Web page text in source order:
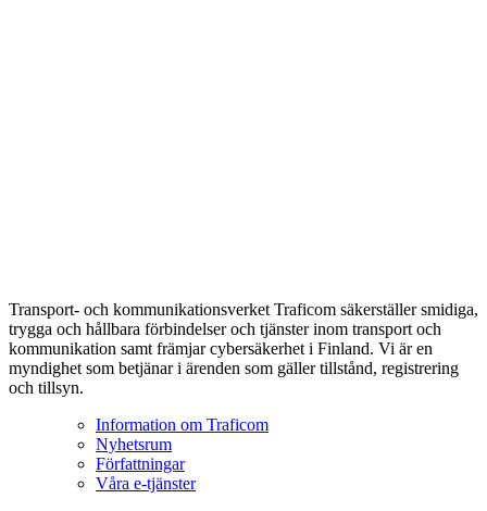
Transport- och kommunikationsverket Traficom säkerställer smidiga,
trygga och hållbara förbindelser och tjänster inom transport och
kommunikation samt främjar cybersäkerhet i Finland. Vi är en
myndighet som betjänar i ärenden som gäller tillstånd, registrering
och tillsyn.
Information om Traficom
Nyhetsrum
Författningar
Våra e-tjänster